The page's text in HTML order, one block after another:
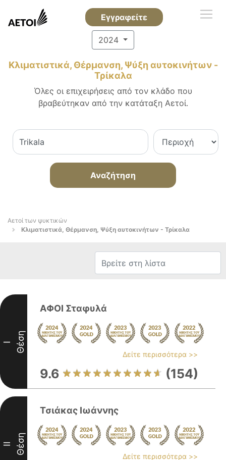
Εγγραφείτε
2024
Κλιματιστικά, Θέρμανση, Ψύξη αυτοκινήτων -
Τρίκαλα
Όλες οι επιχειρήσεις από τον κλάδο που
βραβεύτηκαν από την κατάταξη Αετοί.
Αναζήτηση
Αετοί των ψυκτικών
Κλιματιστικά, Θέρμανση, Ψύξη αυτοκινήτων - Τρίκαλα
I Θέση
ΑΦΟΙ Σταφυλά
Δείτε περισσότερα >>
9.6 (154)
II Θέση
Τσιάκας Ιωάννης
Δείτε περισσότερα >>